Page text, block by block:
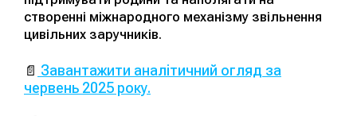
створенні міжнародного механізму звільнення
цивільних заручників.
📄 Завантажити аналітичний огляд за
червень 2025 року.